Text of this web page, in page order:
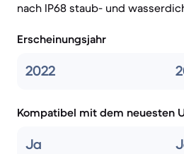
nach IP68 staub- und
Erscheinungsjahr
2022
Kompatibel mit dem neuesten
Ja